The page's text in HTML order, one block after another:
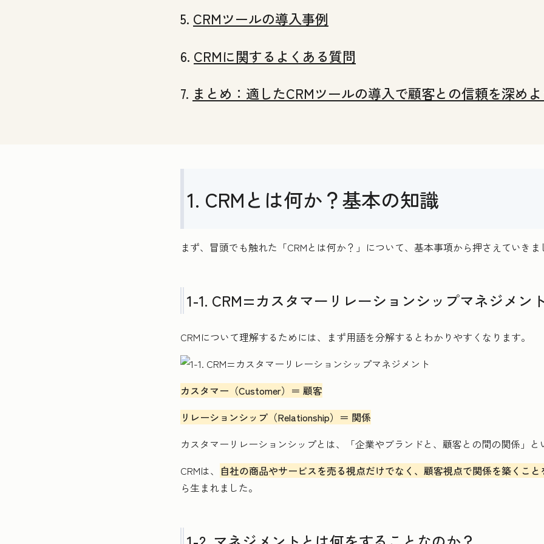
5. CRMツールの導入事例
6. CRMに関するよくある質問
7. まとめ：適したCRMツールの導入で顧客との信頼を深めよ
1. CRMとは何か？基本の知識
まず、冒頭でも触れた「CRMとは何か？」について、基本事項から押さえていきま
1-1. CRM=カスタマーリレーションシップマネジメント
CRMについて理解するためには、まず用語を分解するとわかりやすくなります。
カスタマー（Customer）＝ 顧客
リレーションシップ（Relationship）＝ 関係
カスタマーリレーションシップとは、「企業やブランドと、顧客との間の関係」と
CRMは、 自社の商品やサービスを売る視点だけでなく、顧客視点で関係を築くこと
ら生まれました。